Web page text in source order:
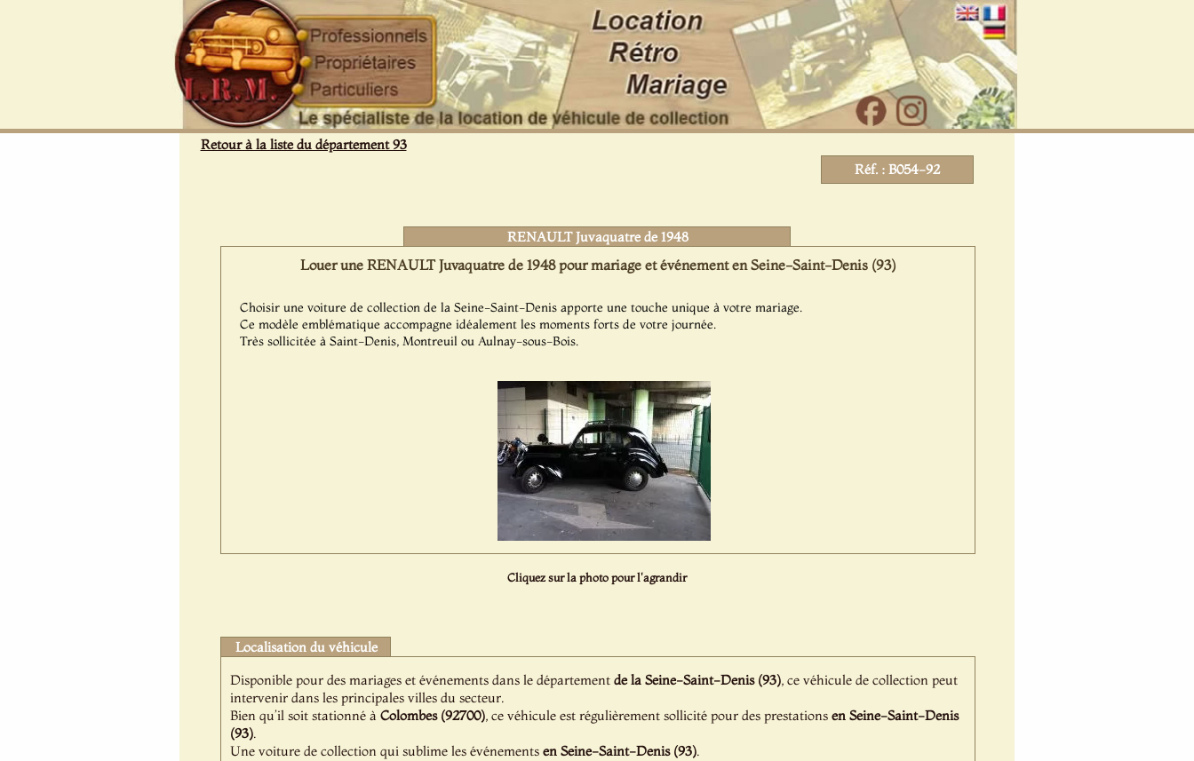
Retour à la liste du département 93
Réf. : B054-92
RENAULT Juvaquatre de 1948
Louer une RENAULT Juvaquatre de 1948 pour mariage et événement en Seine-Saint-Denis (93)
Choisir une voiture de collection de la Seine-Saint-Denis apporte une touche unique à votre mariage.
Ce modèle emblématique accompagne idéalement les moments forts de votre journée.
Très sollicitée à Saint-Denis, Montreuil ou Aulnay-sous-Bois.
Cliquez sur la photo pour l'agrandir
Localisation du véhicule
Disponible pour des mariages et événements dans le département de la Seine-Saint-Denis (93), ce véhicule de collection peut
intervenir dans les principales villes du secteur.
Bien qu’il soit stationné à Colombes (92700), ce véhicule est régulièrement sollicité pour des prestations en Seine-Saint-Denis
(93).
Une voiture de collection qui sublime les événements en Seine-Saint-Denis (93).
Panneau de gestion des cookies